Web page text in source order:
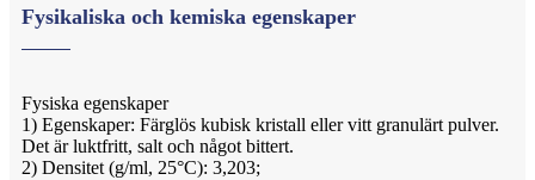
Fysikaliska och kemiska egenskaper
Fysiska egenskaper
1) Egenskaper: Färglös kubisk kristall eller vitt granulärt pulver.
Det är luktfritt, salt och något bittert.
2) Densitet (g/ml, 25°C): 3,203;